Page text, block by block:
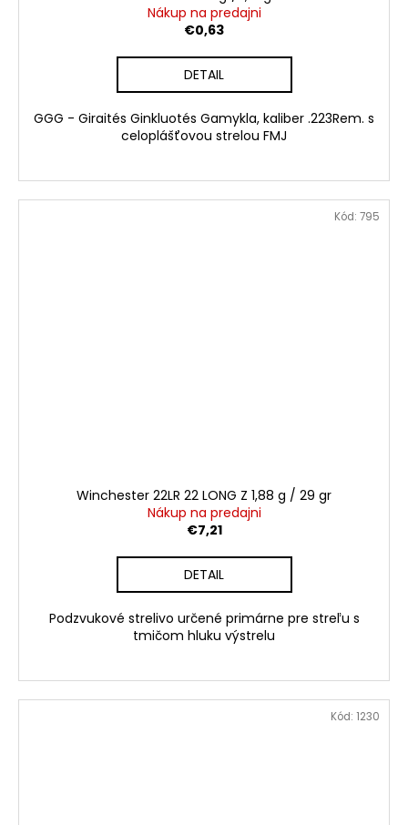
Nákup na predajni
€0,63
DETAIL
GGG - Giraités Ginkluotés Gamykla, kaliber .223Rem. s
celoplášťovou strelou FMJ
Winchester 22LR 22 LONG Z 1,88 g / 29 gr
Nákup na predajni
€7,21
DETAIL
Podzvukové strelivo určené primárne pre streľu s
tmičom hluku výstrelu
Kód: 795
Kód: 1230